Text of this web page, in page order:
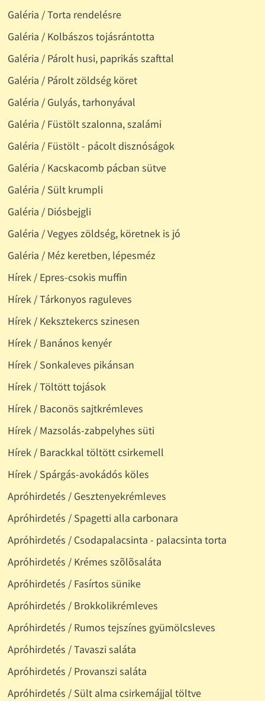
Galéria / Torta rendelésre
Galéria / Kolbászos tojásrántotta
Galéria / Párolt husi, paprikás szafttal
Galéria / Párolt zöldség köret
Galéria / Gulyás, tarhonyával
Galéria / Füstölt szalonna, szalámi
Galéria / Füstölt - pácolt disznóságok
Galéria / Kacskacomb pácban sütve
Galéria / Sült krumpli
Galéria / Diósbejgli
Galéria / Vegyes zöldség, köretnek is jó
Galéria / Méz keretben, lépesméz
Hírek / Epres-csokis muffin
Hírek / Tárkonyos raguleves
Hírek / Keksztekercs szinesen
Hírek / Banános kenyér
Hírek / Sonkaleves pikánsan
Hírek / Töltött tojások
Hírek / Baconös sajtkrémleves
Hírek / Mazsolás-zabpelyhes süti
Hírek / Barackkal töltött csirkemell
Hírek / Spárgás-avokádós köles
Apróhirdetés / Gesztenyekrémleves
Apróhirdetés / Spagetti alla carbonara
Apróhirdetés / Csodapalacsinta - palacsinta torta
Apróhirdetés / Krémes szõlõsaláta
Apróhirdetés / Fasírtos sünike
Apróhirdetés / Brokkolikrémleves
Apróhirdetés / Rumos tejszínes gyümölcsleves
Apróhirdetés / Tavaszi saláta
Apróhirdetés / Provanszi saláta
Apróhirdetés / Sült alma csirkemájjal töltve